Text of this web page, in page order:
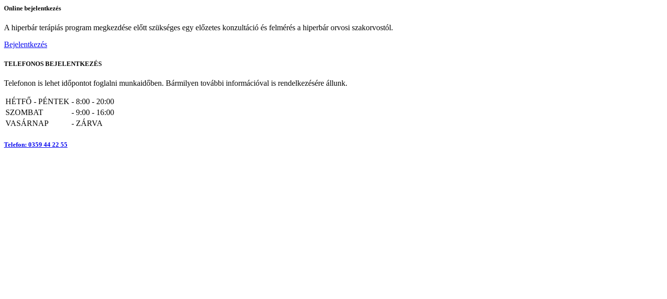
Online bejelentkezés
A hiperbár terápiás program megkezdése előtt szükséges egy előzetes konzultáció és felmérés a hiperbár orvosi szakorvostól.
Bejelentkezés
TELEFONOS BEJELENTKEZÉS
Telefonon is lehet időpontot foglalni munkaidőben. Bármilyen további információval is rendelkezésére állunk.
HÉTFŐ - PÉNTEK - 8:00 - 20:00
SZOMBAT
- 9:00 - 16:00
VASÁRNAP
- ZÁRVA
Telefon: 0359 44 22 55